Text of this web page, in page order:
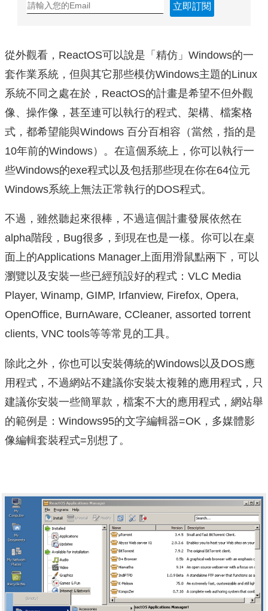
立即訂閱
從外觀看，ReactOS可以說是「精仿」Windows的一
套作業系統，但與其它那些模仿Windows主題的Linux
系統不同之處在於，ReactOS的計畫是希望不但外觀
像、操作像，甚至連可以執行的程式、架構、檔案格
式，都希望能與Windows 百分百相容（當然，指的是
10年前的Windows）。在這個系統上，你可以執行一
些Windows的exe程式以及包括那些現在你在64位元
Windows系統上無法正常執行的DOS程式。
不過，雖然聽起來很棒，不過這個計畫發展依然在
alpha階段，Bug很多，到現在也是一樣。你可以在桌
面上的Applications Manager上面用滑鼠點兩下，可以
瀏覽以及安裝一些已經預設好的程式：VLC Media
Player, Winamp, GIMP, Irfanview, Firefox, Opera,
OpenOffice, BurnAware, CCleaner, assorted torrent
clients, VNC tools等等常見的工具。
除此之外，你也可以安裝傳統的Windows以及DOS應
用程式，不過網站不建議你安裝太複雜的應用程式，只
建議你安裝一些簡單款，檔案不大的應用程式，網站舉
的範例是：Windows95的文字編輯器=OK，多媒體影
像編輯套裝程式=別想了。